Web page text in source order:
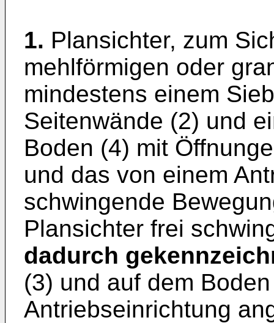
1. Plansichter, zum
mehlförmigen oder
mindestens einem
Seitenwände (2) und
Boden (4) mit
und das von einem
schwingende
Plansichter frei
dadurch
(3) und auf dem
Antriebseinrichtung